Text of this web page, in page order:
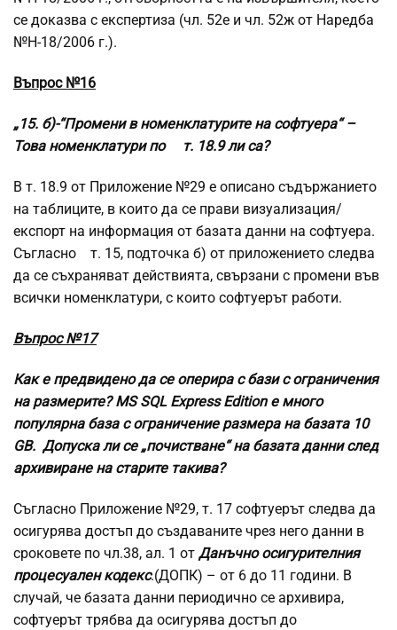
се доказва с експертиза (чл. 52е и чл. 52ж от Наредба
№Н-18/2006 г.).
Въпрос №16
„15. б)-“Промени в номенклатурите на софтуера“ –
Това номенклатури по т. 18.9 ли са?
В т. 18.9 от Приложение №29 е описано съдържанието
на таблиците, в които да се прави визуализация/
експорт на информация от базата данни на софтуера.
Съгласно т. 15, подточка б) от приложението следва
да се съхраняват действията, свързани с промени във
всички номенклатури, с които софтуерът работи.
Въпрос №17
Как е предвидено да се оперира с бази с ограничения
на размерите?MS SQL Express Edition е много
популярна база с ограничение размера на базата 10
GB. Допуска ли се „почистване“ на базата данни след
архивиране на старите такива?
Съгласно Приложение №29, т. 17 софтуерът следва да
осигурява достъп до създаваните чрез него данни в
сроковете по чл.38, ал. 1 от Данъчно осигурителния
процесуален кодекс.(ДОПК) – от 6 до 11 години. В
случай, че базата данни периодично се архивира,
софтуерът трябва да осигурява достъп до